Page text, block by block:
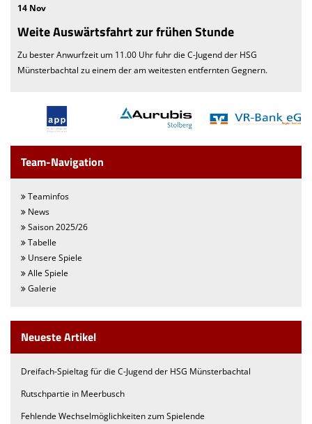
14 Nov
Weite Auswärtsfahrt zur frühen Stunde
Zu bester Anwurfzeit um 11.00 Uhr fuhr die C-Jugend der HSG
Münsterbachtal zu einem der am weitesten entfernten Gegnern.
Team-Navigation
Teaminfos
News
Saison 2025/26
Tabelle
Unsere Spiele
Alle Spiele
Galerie
Neueste Artikel
Dreifach-Spieltag für die C-Jugend der HSG Münsterbachtal
Rutschpartie in Meerbusch
Fehlende Wechselmöglichkeiten zum Spielende